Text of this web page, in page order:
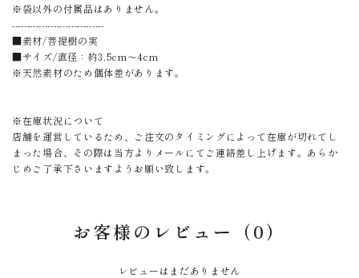
※袋以外の付属品はありません。
-------------------------------
■素材/菩提樹の実
■サイズ/直径：約3.5cm〜4cm
※天然素材のため個体差があります。
※在庫状況について
店舗を運営しているため、ご注文のタイミングによって在庫が切れてし
まった場合、その際は当方よりメールにてご連絡差し上げます。あらか
じめご了承下さいますようお願い致します。
お客様のレビュー（0）
レビューはまだありません